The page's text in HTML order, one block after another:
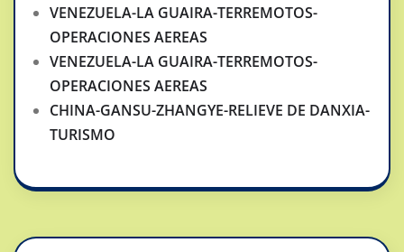
VENEZUELA-LA GUAIRA-TERREMOTOS-
OPERACIONES AEREAS
VENEZUELA-LA GUAIRA-TERREMOTOS-
OPERACIONES AEREAS
CHINA-GANSU-ZHANGYE-RELIEVE DE DANXIA-
TURISMO